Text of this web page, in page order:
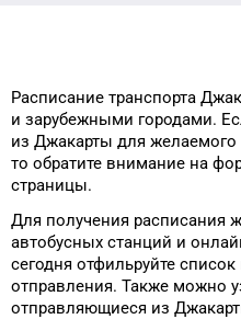
Расписание транспорта
и зарубежными городами.
из Джакарты для желаемого
то обратите внимание на
страницы.
Для получения расписания
автобусных станций и
сегодня отфильруйте список
отправления. Также можно
отправляющиеся из